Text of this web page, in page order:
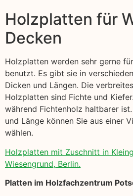
Holzplatten für
Decken
Holzplatten werden sehr gerne
benutzt. Es gibt sie in
Dicken und Längen. Die
Holzplatten sind Fichte und
während Fichtenholz haltbarer
und Länge können Sie aus einer
wählen.
Holzplatten mit Zuschnitt in
Wiesengrund, Berlin.
Platten im Holzfachzentrum